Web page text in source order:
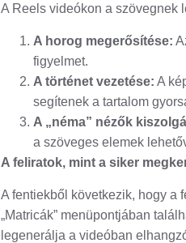
A Reels videókon a szövegnek
A horog megerősítése:
figyelmet.
A történet vezetése: A
segítenek a tartalom
A „néma” nézők
a szöveges elemek
A feliratok, mint a siker
A fentiekből következik, hogy a
„Matricák” menüpontjában
legenerálja a videóban